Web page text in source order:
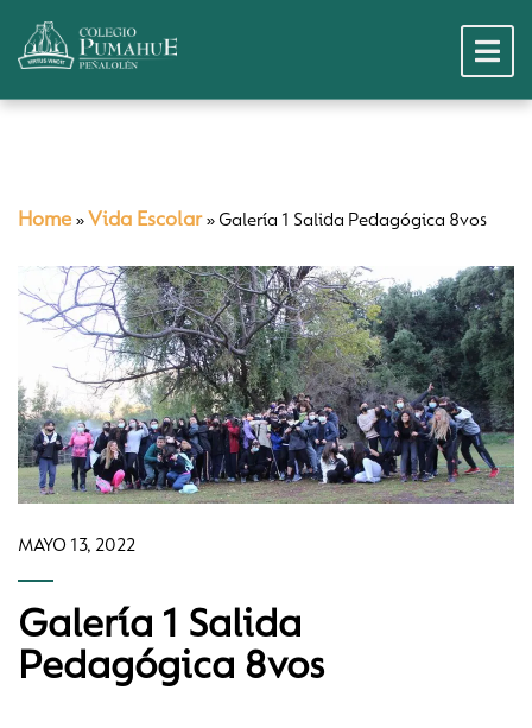
Home » Vida Escolar» Galería 1 Salida Pedagógica 8vos
MAYO 13, 2022
Galería 1 Salida
Pedagógica 8vos